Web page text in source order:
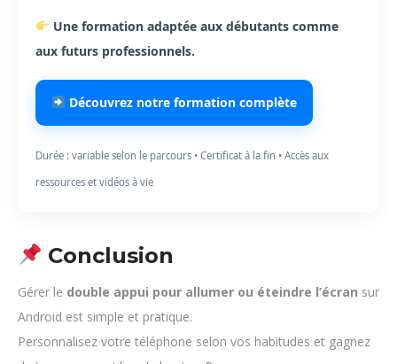
Une formation adaptée aux débutants comme
aux futurs professionnels.
Découvrez notre formation complète
Durée : variable selon le parcours • Certificat à la fin • Accès aux
ressources et vidéos à vie
Conclusion
Gérer le double appui pour allumer ou éteindre l’écran sur
Android est simple et pratique.
Personnalisez votre téléphone selon vos habitudes et gagnez